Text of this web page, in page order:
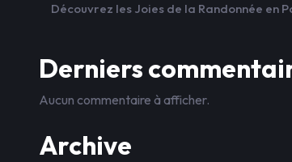
Découvrez les Joies de la Randonnée en
Derniers
Aucun commentaire à afficher.
Archive